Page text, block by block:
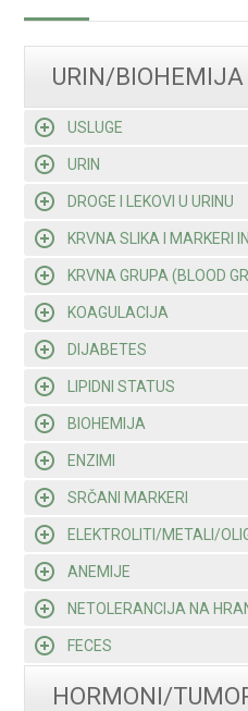
URIN/BIOHEMIJA
USLUGE
URIN
DROGE I LEKOVI U URINU
KRVNA SLIKA I MARKERI
KRVNA GRUPA (BLOOD
KOAGULACIJA
DIJABETES
LIPIDNI STATUS
BIOHEMIJA
ENZIMI
SRČANI MARKERI
ELEKTROLITI/METALI/
ANEMIJE
NETOLERANCIJA NA
FECES
HORMONI/